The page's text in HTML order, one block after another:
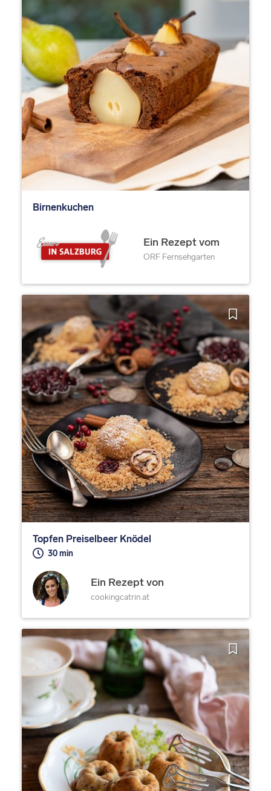
Birnenkuchen
Ein Rezept vom
ORF Fernsehgarten
Topfen Preiselbeer Knödel
30 min
Ein Rezept von
cookingcatrin.at